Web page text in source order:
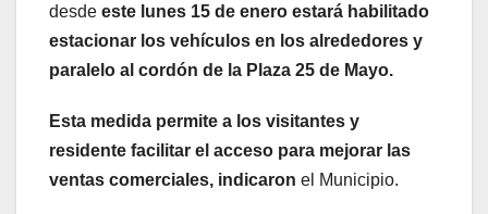
desde este lunes 15 de enero estará habilitado
estacionar los vehículos en los alrededores y
paralelo al cordón de la Plaza 25 de Mayo.
Esta medida permite a los visitantes y
residente facilitar el acceso para mejorar las
ventas comerciales, indicaron el Municipio.